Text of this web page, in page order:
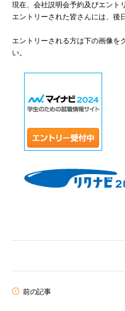
現在、会社説明会予約及びエント
エントリーされた皆さんには、後
エントリーされる方は下の画像を
い。
前の記事